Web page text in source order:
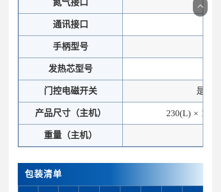
氮气接口
通讯接口
手柄型号
发热芯型号
门控电磁开关 是（
产品尺寸（主机） 230(L) ×
重量（主机）
包装清单